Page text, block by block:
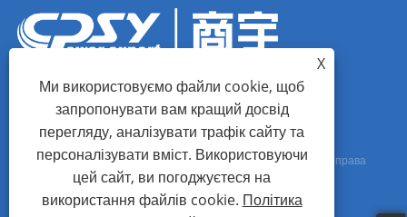
Copyright © 2023 Shangyu (Shenzhen) Technology Co., Ltd. Усі права
X
Ми використовуємо файли cookie, щоб
запропонувати вам кращий досвід
перегляду, аналізувати трафік сайту та
персоналізувати вміст. Використовуючи
цей сайт, ви погоджуєтеся на
використання файлів cookie. Політика